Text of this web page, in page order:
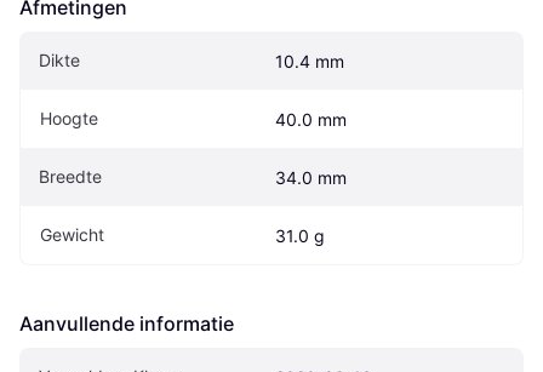
Afmetingen
Dikte 10.4 mm
Hoogte 40.0 mm
Breedte 34.0 mm
Gewicht 31.0 g
Aanvullende informatie